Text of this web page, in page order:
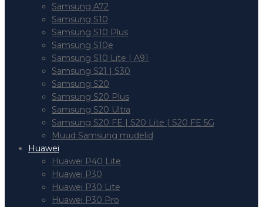
Samsung A72
Samsung S10
Samsung S10 Plus
Samsung S10e
Samsung S10 Lite | A91
Samsung S21 | S30
Samsung S20
Samsung S20 Plus
Samsung S20 Ultra
Samsung S20 FE | S20 Lite | S20 FE 5G
Muud Samsung mudelid
Huawei
Huawei P40 Lite
Huawei P30
Huawei P30 Lite
Huawei P30 Pro